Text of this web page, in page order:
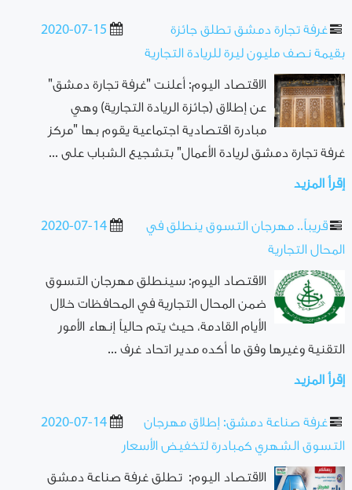
2020-07-15
غرفة تجارة دمشق تطلق جائزة
بقيمة نصف مليون ليرة للريادة التجارية
الاقتصاد اليوم: أعلنت "غرفة تجارة دمشق"
عن إطلاق (جائزة الريادة التجارية) وهي
مبادرة اقتصادية اجتماعية يقوم بها "مركز
غرفة تجارة دمشق لريادة الأعمال" بتشجيع الشباب على ...
إقرأ المزيد
2020-07-14
قريباً.. مهرجان التسوق ينطلق في
المحال التجارية
الاقتصاد اليوم: سينطلق مهرجان التسوق
ضمن المحال التجارية في المحافظات خلال
الأيام القادمة، حيث يتم حالياً إنهاء الأمور
التقنية وغيرها وفق ما أكده مدير اتحاد غرف ...
إقرأ المزيد
2020-07-14
غرفة صناعة دمشق: إطلاق مهرجان
التسوق الشهري كمبادرة لتخفيض الأسعار
الاقتصاد اليوم: تطلق غرفة صناعة دمشق